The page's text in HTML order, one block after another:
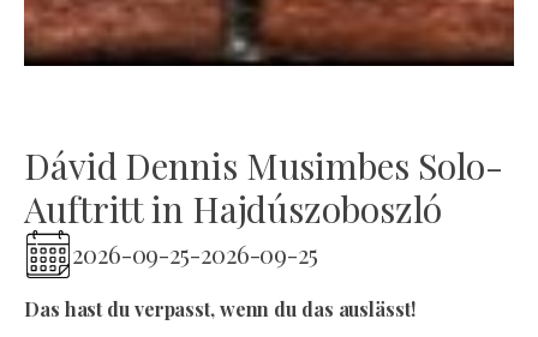
Dávid Dennis Musimbes Solo-
Auftritt in Hajdúszoboszló
2026-09-25-2026-09-25
Das hast du verpasst, wenn du das auslässt!